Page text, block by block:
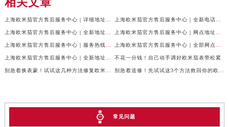
不花一分钱！自己动手调好欧米茄表带松紧
常见问题